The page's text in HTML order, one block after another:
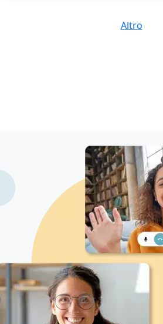
della commissione d'esame
diplomi
Altro